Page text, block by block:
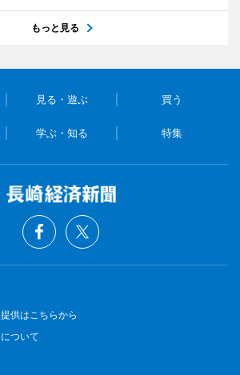
もっと見る
見る・遊ぶ 買う
学ぶ・知る 特集
供はこちらから
ついて